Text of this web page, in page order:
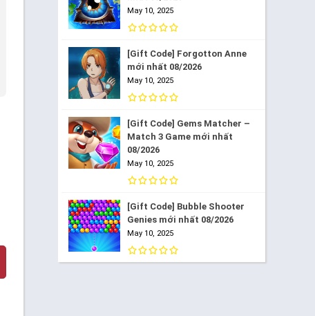
May 10, 2025
[Gift Code] Forgotton Anne
mới nhất 08/2026
May 10, 2025
[Gift Code] Gems Matcher –
Match 3 Game mới nhất
08/2026
May 10, 2025
[Gift Code] Bubble Shooter
Genies mới nhất 08/2026
May 10, 2025